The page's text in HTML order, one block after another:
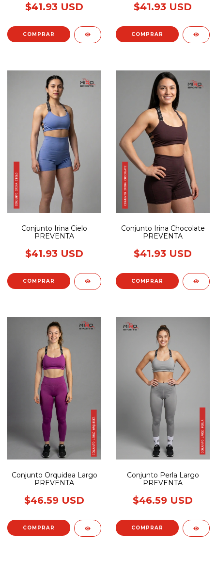
$41.93 USD
COMPRAR
$41.93 USD
COMPRAR
Conjunto Irina Cielo
PREVENTA
$41.93 USD
COMPRAR
Conjunto Irina Chocolate
PREVENTA
$41.93 USD
COMPRAR
Conjunto Orquidea Largo
PREVENTA
$46.59 USD
COMPRAR
Conjunto Perla Largo
PREVENTA
$46.59 USD
COMPRAR